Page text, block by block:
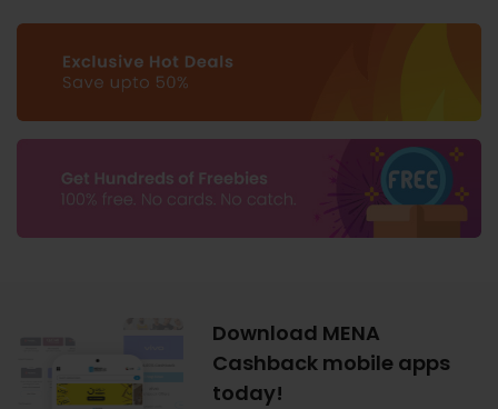
Download MENA
Cashback mobile apps
today!